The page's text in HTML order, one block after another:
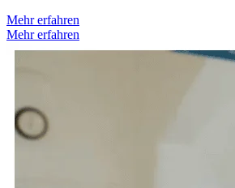
Mehr erfahren
Mehr erfahren